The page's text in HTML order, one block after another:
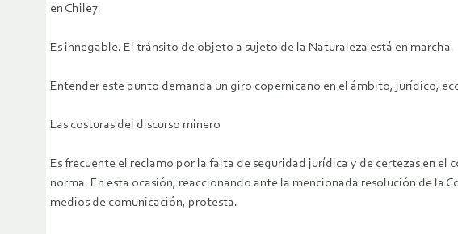
en Chile7.
Es innegable. El tránsito de objeto a sujeto de la Naturaleza está en marcha.
Entender este punto demanda un giro copernicano en el ámbito, jurídico,
Las costuras del discurso minero
Es frecuente el reclamo por la falta de seguridad jurídica y de certezas en el
norma. En esta ocasión, reaccionando ante la mencionada resolución de la
medios de comunicación, protesta.